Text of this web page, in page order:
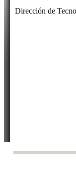
Dirección de